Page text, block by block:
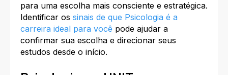
para uma escolha mais consciente e estratégica.
Identificar os sinais de que Psicologia é a
carreira ideal para você pode ajudar a
confirmar sua escolha e direcionar seus
estudos desde o início.​